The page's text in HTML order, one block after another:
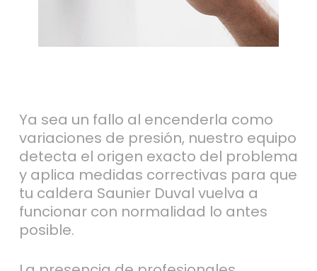
Ya sea un fallo al encenderla como
variaciones de presión, nuestro equipo
detecta el origen exacto del problema
y aplica medidas correctivas para que
tu caldera Saunier Duval vuelva a
funcionar con normalidad lo antes
posible.